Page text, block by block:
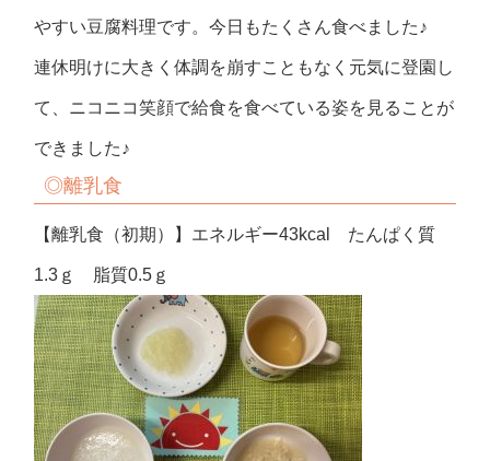
やすい豆腐料理です。今日もたくさん食べました♪
連休明けに大きく体調を崩すこともなく元気に登園し
て、ニコニコ笑顔で給食を食べている姿を見ることが
できました♪
◎離乳食
【離乳食（初期）】エネルギー43kcal たんぱく質
1.3ｇ 脂質0.5ｇ